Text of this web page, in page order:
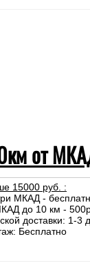
от
15000 руб. :
МКАД -
до 10 км -
доставки: 1-3
Бесплатно